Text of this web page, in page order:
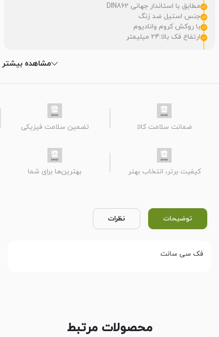
مطابق با استاندار جهانی DIN862
جنس استیل ضد زنگ
با روکش کروم وانادیوم
ارتفاع فک بالا:24 میلیمتر
مشاهده بیشتر
ضمانت سلامت کالا تضمین سلامت فیزیکی
کیفیت برتر، انتخاب بهتر بهترین‌ها برای شما
توضیحات نظرات
فک سی سانت
محصولات مرتبط